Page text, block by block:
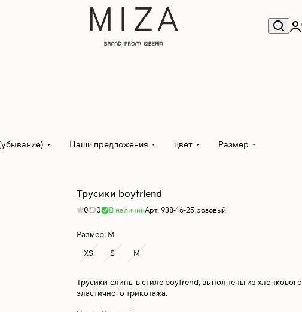
Наши предложения цвет Размер
Трусики boyfriend
0 0 В наличииАрт. 938-16-25 розовый
Размер: M
XS S M
Трусики-слипы в стиле boyfrend, выполнены из хлопкового
эластичного трикотажа.